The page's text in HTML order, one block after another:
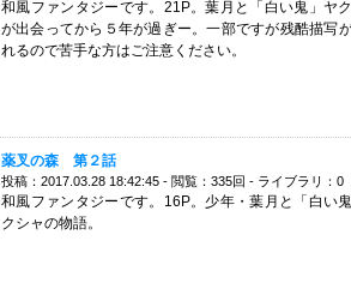
和風ファンタジーです。21P。葉月と「白い鬼」ヤ
が出会ってから５年が過ぎー。一部ですが残酷描写
れるので苦手な方はご注意ください。
薬叉の森 第２話
投稿：2017.03.28 18:42:45 - 閲覧：335回 - ライブラリ：0
和風ファンタジーです。16P。少年・葉月と「白い
クシャの物語。